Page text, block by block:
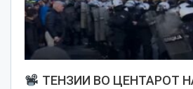
ТЕНЗИИ ВО ЦЕНТАРОТ